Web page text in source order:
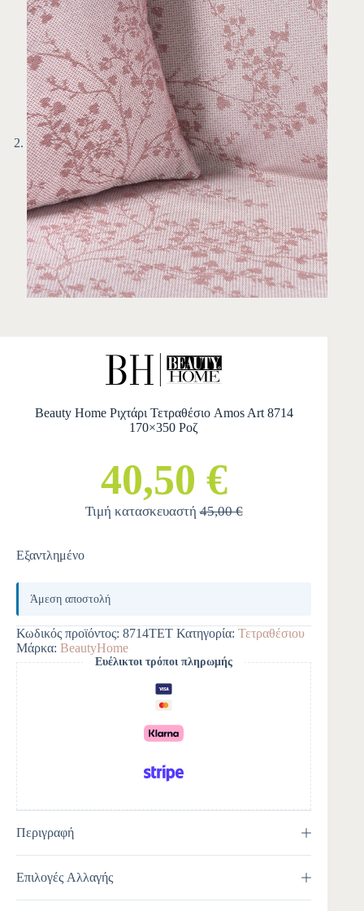
Beauty Home Ριχτάρι Τετραθέσιο Amos Art 8714
170×350 Ροζ
40,50 €
Τιμή κατασκευαστή45,00 €
Εξαντλημένο
Άμεση αποστολή
Κωδικός προϊόντος: 8714ΤΕΤ Κατηγορία: Τετραθέσιου
Μάρκα: BeautyHome
Ευέλικτοι τρόποι πληρωμής
Περιγραφή
Επιλογές Αλλαγής